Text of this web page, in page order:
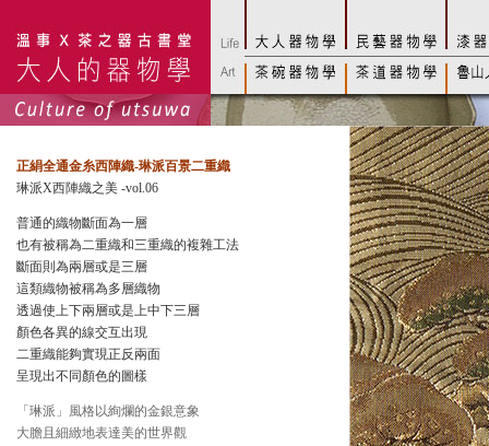
正絹全通金糸西陣織-琳派百景二重織
琳派X西陣織之美 -vol.06
普通的織物斷面為一層
也有被稱為二重織和三重織的複雜工法
斷面則為兩層或是三層
這類織物被稱為多層織物
透過使上下兩層或是上中下三層
顏色各異的線交互出現
二重織能夠實現正反兩面
呈現出不同顏色的圖樣
「琳派」風格以絢爛的金銀意象
大膽且細緻地表達美的世界觀